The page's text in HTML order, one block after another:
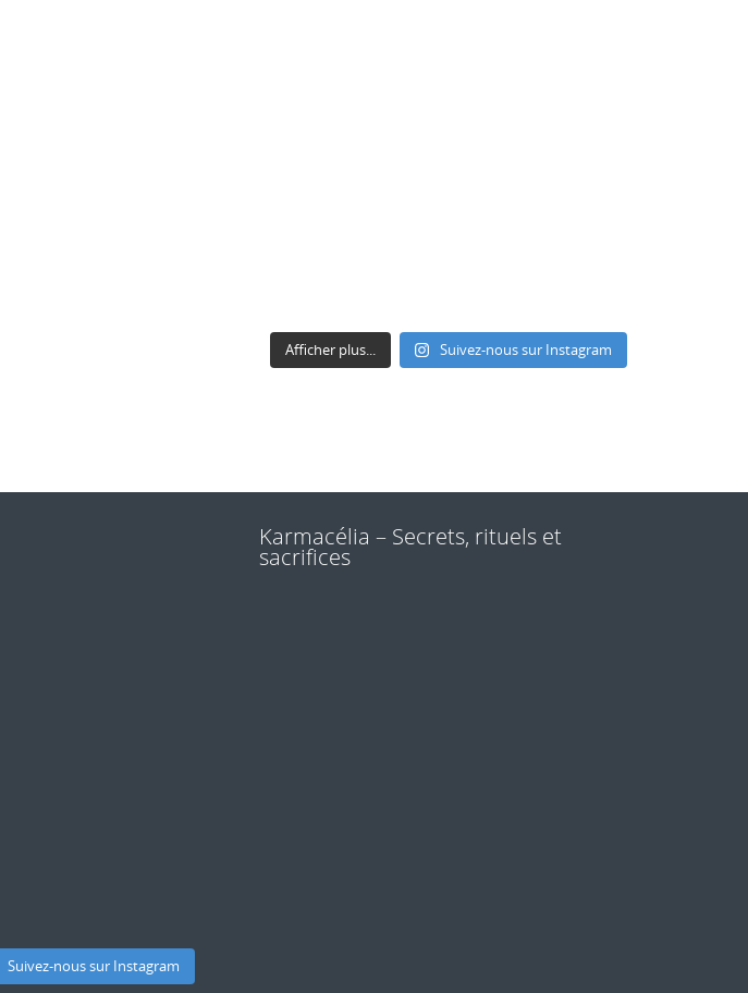
Afficher plus... Suivez-nous sur Instagram
Suivez-nous sur Instagram
Karmacélia – Secrets, rituels et
sacrifices